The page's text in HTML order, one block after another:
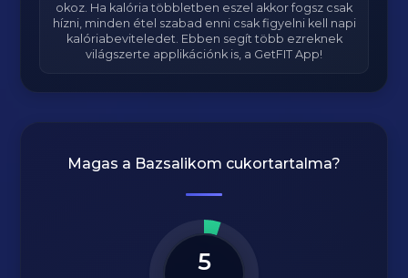
okoz. Ha kalória többletben eszel akkor fogsz csak
hízni, minden étel szabad enni csak figyelni kell napi
kalóriabeviteledet. Ebben segít több ezreknek
világszerte applikációnk is, a GetFIT App!
Magas a Bazsalikom cukortartalma?
5